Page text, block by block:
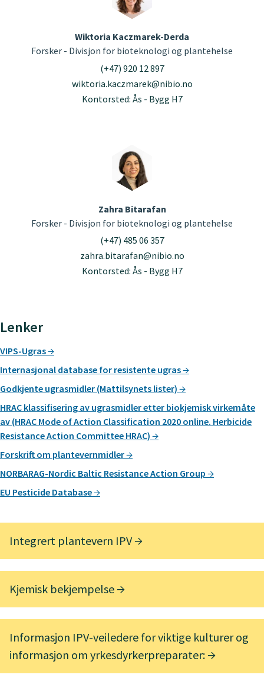
Wiktoria Kaczmarek-Derda
Forsker - Divisjon for bioteknologi og plantehelse
(+47) 920 12 897
wiktoria.kaczmarek@nibio.no
Kontorsted: Ås - Bygg H7
Zahra Bitarafan
Forsker - Divisjon for bioteknologi og plantehelse
(+47) 485 06 357
zahra.bitarafan@nibio.no
Kontorsted: Ås - Bygg H7
Lenker
VIPS-Ugras
Internasjonal database for resistente ugras
Godkjente ugrasmidler (Mattilsynets lister)
HRAC klassifisering av ugrasmidler etter biokjemisk virkemåte
av (HRAC Mode of Action Classification 2020 online. Herbicide
Resistance Action Committee HRAC)
Forskrift om plantevernmidler
NORBARAG-Nordic Baltic Resistance Action Group
EU Pesticide Database
Integrert plantevern IPV
Kjemisk bekjempelse
Informasjon IPV-veiledere for viktige kulturer og
informasjon om yrkesdyrkerpreparater: